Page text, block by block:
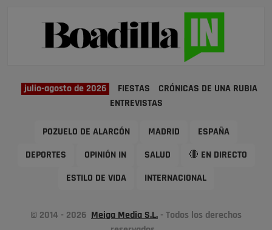
julio-agosto de 2026 FIESTAS
CRÓNICAS DE UNA RUBIA
ENTREVISTAS
POZUELO DE ALARCÓN MADRID ESPAÑA
DEPORTES OPINIÓN IN SALUD 🔴 EN DIRECTO
ESTILO DE VIDA INTERNACIONAL
© 2014 - 2026 Meiga Media S.L. - Todos los derechos